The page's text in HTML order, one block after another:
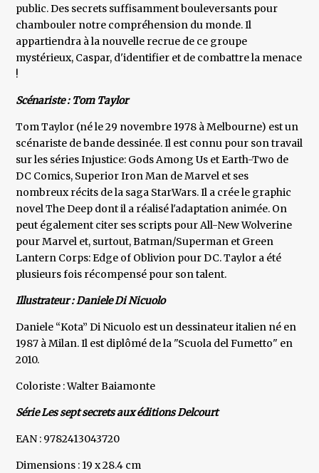
public. Des secrets suffisamment bouleversants pour
chambouler notre compréhension du monde. Il
appartiendra à la nouvelle recrue de ce groupe
mystérieux, Caspar, d'identifier et de combattre la menace
!
Scénariste : Tom Taylor
Tom Taylor (né le 29 novembre 1978 à Melbourne) est un
scénariste de bande dessinée. Il est connu pour son travail
sur les séries Injustice: Gods Among Us et Earth-Two de
DC Comics, Superior Iron Man de Marvel et ses
nombreux récits de la saga StarWars. Il a crée le graphic
novel The Deep dont il a réalisé l'adaptation animée. On
peut également citer ses scripts pour All-New Wolverine
pour Marvel et, surtout, Batman/Superman et Green
Lantern Corps: Edge of Oblivion pour DC. Taylor a été
plusieurs fois récompensé pour son talent.
Illustrateur : Daniele Di Nicuolo
Daniele “Kota” Di Nicuolo est un dessinateur italien né en
1987 à Milan. Il est diplômé de la "Scuola del Fumetto" en
2010.
Coloriste : Walter Baiamonte
Série Les sept secrets aux éditions Delcourt
EAN : 9782413043720
Dimensions : 19 x 28.4 cm